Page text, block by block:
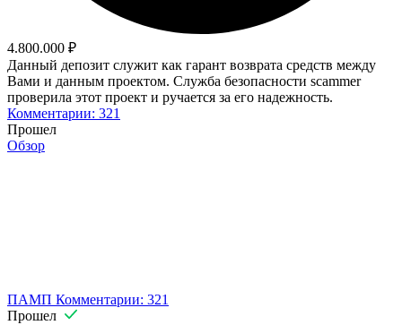
4.800.000 ₽
Данный депозит служит как гарант возврата средств между
Вами и данным проектом. Служба безопасности scammer
проверила этот проект и ручается за его надежность.
Комментарии: 321
Прошел
Обзор
ПАМП Комментарии: 321
Прошел